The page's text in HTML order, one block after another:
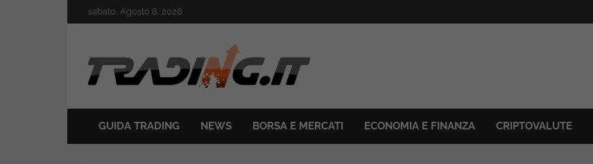
to
sabato, Agosto 8, 2026
Trading.it
GUIDA TRADING NEWS BORSA E MERCATI ECONOMIA E FINANZA CRIPTOVALUTE